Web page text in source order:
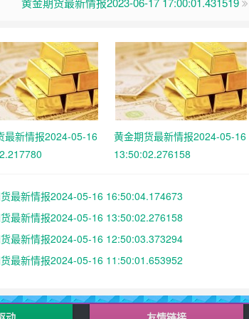
最新情报2024-05-16
黄金期货最新情报2024-05-16
13:50:02.276158
最新情报2024-05-16 16:50:04.174673
最新情报2024-05-16 13:50:02.276158
最新情报2024-05-16 12:50:03.373294
最新情报2024-05-16 11:50:01.653952